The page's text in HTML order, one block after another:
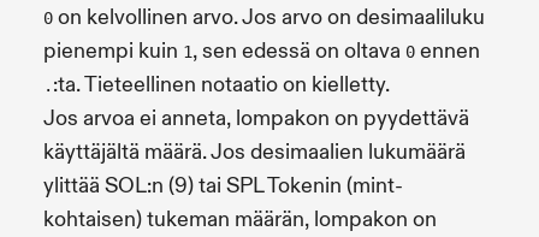
0 on kelvollinen arvo. Jos arvo on desimaaliluku
pienempi kuin 1, sen edessä on oltava 0 ennen
. :ta. Tieteellinen notaatio on kielletty.
Jos arvoa ei anneta, lompakon on pyydettävä
käyttäjältä määrä. Jos desimaalien lukumäärä
ylittää SOL:n (9) tai SPL Tokenin (mint-
kohtaisen) tukeman määrän, lompakon on